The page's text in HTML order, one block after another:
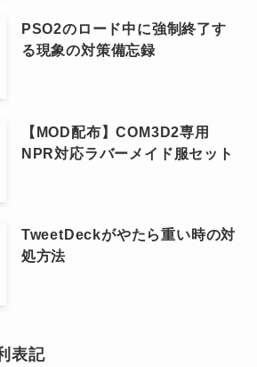
PSO2のロード中に強制終了す
る現象の対策備忘録
【MOD配布】COM3D2専用
NPR対応ラバーメイド服セット
TweetDeckがやたら重い時の対
処方法
表記